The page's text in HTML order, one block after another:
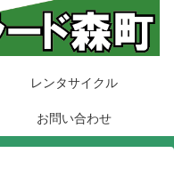
レンタサイクル
お問い合わせ